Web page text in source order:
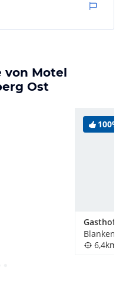
von Motel
Ost
100%
6,4km